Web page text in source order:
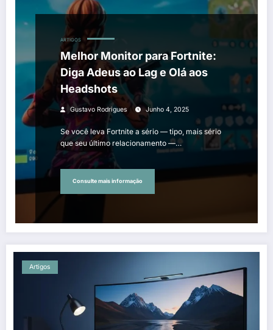
ARTIGOS
Melhor Monitor para Fortnite:
Diga Adeus ao Lag e Olá aos
Headshots
Gustavo Rodrigues Junho 4, 2025
Se você leva Fortnite a sério — tipo, mais sério
que seu último relacionamento —…
Consulte mais informação
Artigos